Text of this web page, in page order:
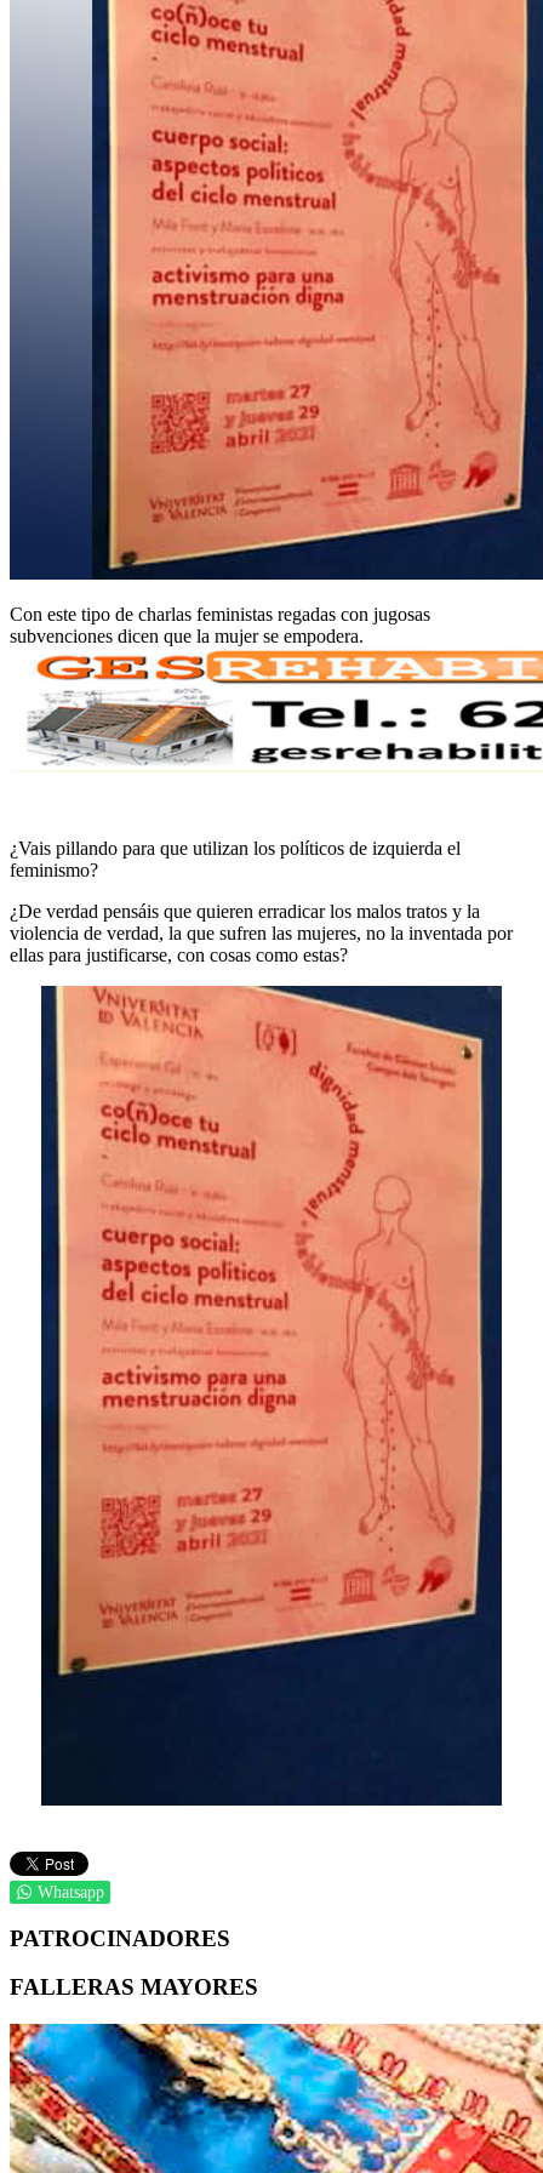
Con este tipo de charlas feministas regadas con jugosas
subvenciones dicen que la mujer se empodera.
¿Vais pillando para que utilizan los políticos de izquierda el
feminismo?
¿De verdad pensáis que quieren erradicar los malos tratos y la
violencia de verdad, la que sufren las mujeres, no la inventada por
ellas para justificarse, con cosas como estas?
Whatsapp
PATROCINADORES
FALLERAS MAYORES